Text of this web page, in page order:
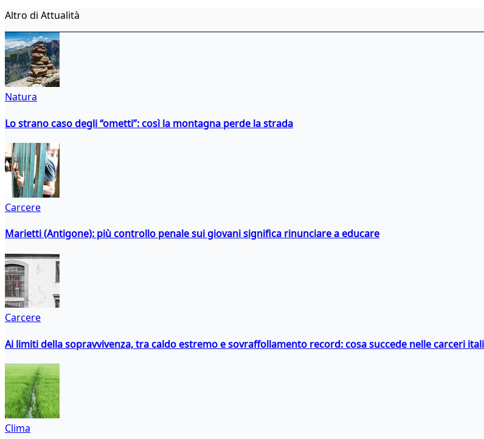
Altro di Attualità
Natura
Lo strano caso degli “ometti”: così la montagna perde la strada
Carcere
Marietti (Antigone): più controllo penale sui giovani significa rinunciare a educare
Carcere
Ai limiti della sopravvivenza, tra caldo estremo e sovraffollamento record: cosa succede nelle carceri
Clima